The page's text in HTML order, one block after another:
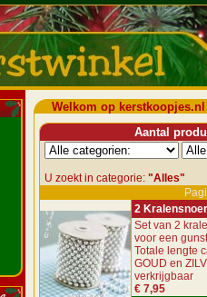
Welkom op kerstkoopjes.nl
Aantal
U zoekt in categorie: "Alles"
2
Set van 2
voor een
Totale lengte
GOUD en
verkrijgbaar
€ 7,95